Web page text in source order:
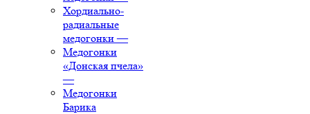
Хордиально-
радиальные
медогонки —
Медогонки
«Донская пчела»
—
Медогонки
Барика